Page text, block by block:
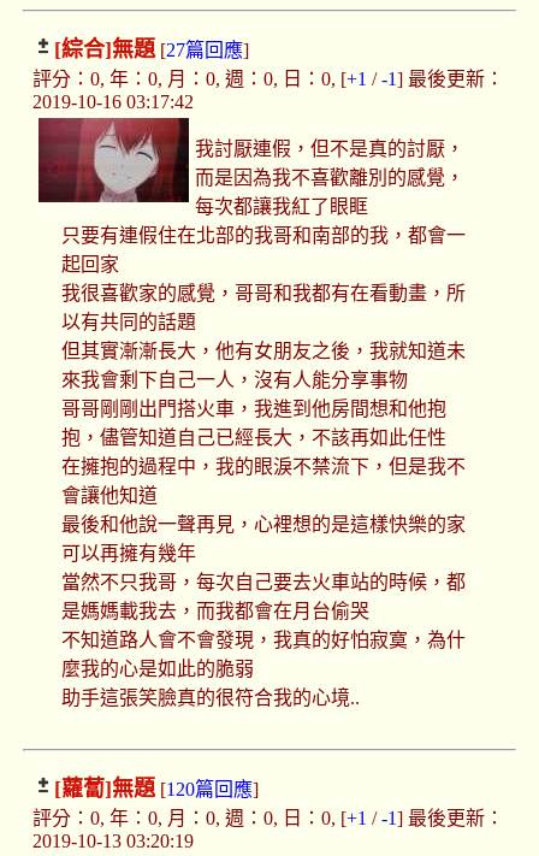
[綜合]無題[27篇回應]
評分：0, 年：0, 月：0, 週：0, 日：0, [+1 /-1] 最後更新：
2019-10-16 03:17:42
我討厭連假，但不是真的討厭，
而是因為我不喜歡離別的感覺，
每次都讓我紅了眼眶
只要有連假住在北部的我哥和南部的我，都會一
起回家
我很喜歡家的感覺，哥哥和我都有在看動畫，所
以有共同的話題
但其實漸漸長大，他有女朋友之後，我就知道未
來我會剩下自己一人，沒有人能分享事物
哥哥剛剛出門搭火車，我進到他房間想和他抱
抱，儘管知道自己已經長大，不該再如此任性
在擁抱的過程中，我的眼淚不禁流下，但是我不
會讓他知道
最後和他說一聲再見，心裡想的是這樣快樂的家
可以再擁有幾年
當然不只我哥，每次自己要去火車站的時候，都
是媽媽載我去，而我都會在月台偷哭
不知道路人會不會發現，我真的好怕寂寞，為什
麼我的心是如此的脆弱
助手這張笑臉真的很符合我的心境..
[蘿蔔]無題[120篇回應]
評分：0, 年：0, 月：0, 週：0, 日：0, [+1 /-1] 最後更新：
2019-10-13 03:20:19